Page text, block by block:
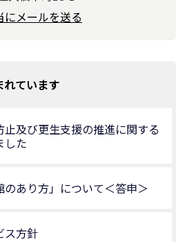
にメールを送る
れています
及び更生支援の推進に関する
した
のあり方」について＜答申＞
ス方針